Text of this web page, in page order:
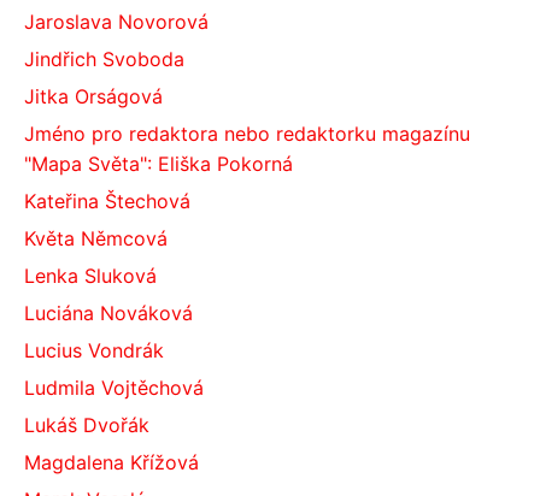
Jaroslava Novorová
Jindřich Svoboda
Jitka Orságová
Jméno pro redaktora nebo redaktorku magazínu
"Mapa Světa": Eliška Pokorná
Kateřina Štechová
Květa Němcová
Lenka Sluková
Luciána Nováková
Lucius Vondrák
Ludmila Vojtěchová
Lukáš Dvořák
Magdalena Křížová